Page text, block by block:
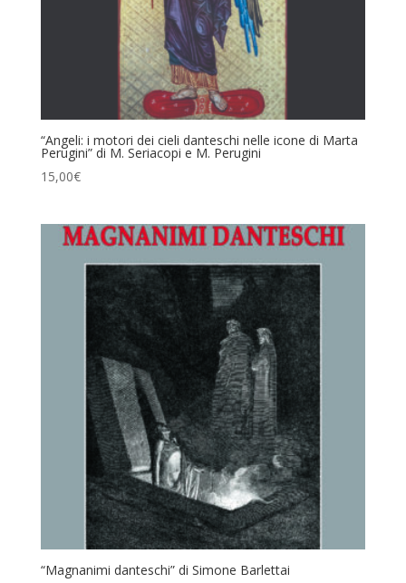
“Angeli: i motori dei cieli danteschi nelle icone di Marta
Perugini” di M. Seriacopi e M. Perugini
15,00€
“Magnanimi danteschi” di Simone Barlettai